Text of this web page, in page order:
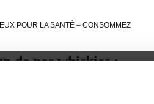
POUR LA SANTÉ – CONSOMMEZ
de nos whiskies :